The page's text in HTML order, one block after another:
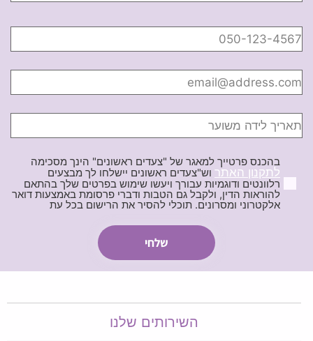
בהכנס פרטייך למאגר של "צעדים ראשונים" הינך מסכימה
לתקנון האתר וש"צעדים ראשונים יישלחו לך מבצעים
רלוונטים ודוגמיות עבורך ויעשו שימוש בפרטים שלך בהתאם
להוראות הדין, ולקבל גם הטבות ודברי פרסומת באמצעות דואר
אלקטרוני ומסרונים. תוכלי להסיר את הרישום בכל עת
השירותים שלנו